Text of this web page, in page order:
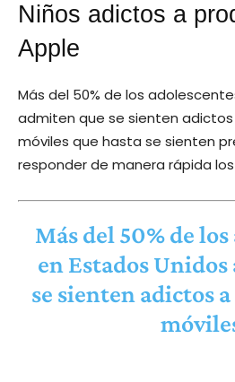
Niños adictos a
Apple
Más del 50% de los
admiten que se sienten
móviles que hasta se sienten
responder de manera rápida
Más del 50% de
en Estados
se sienten adictos